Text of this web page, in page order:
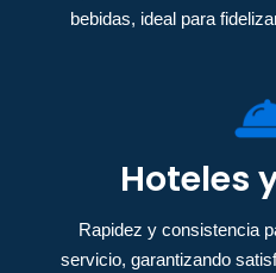
bebidas, ideal para
Hoteles
Rapidez y consistencia
servicio, garantizando